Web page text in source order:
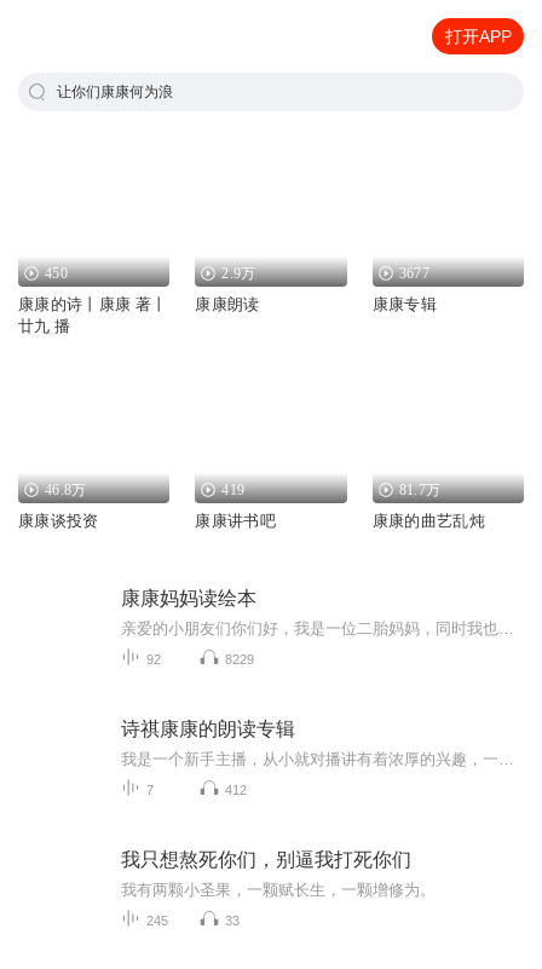
打开APP
让你们康康何为浪
450
康康的诗丨康康 著丨
廿九 播
2.9万
康康朗读
3677
康康专辑
46.8万
康康谈投资
419
康康讲书吧
81.7万
康康的曲艺乱炖
康康妈妈读绘本
92 8229
诗祺康康的朗读专辑
7 412
我只想熬死你们，别逼我打死你们
我有两颗小圣果，一颗赋长生，一颗增修为。
245 33